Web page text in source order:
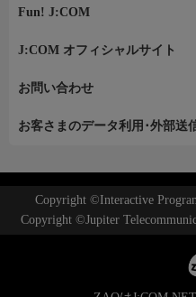
Fun! J:COM
J:COM オフィシャルサイト
お問い合わせ
お客さまのデータ利用･外部送
Copyright ©Interactive
Copyright ©Jupiter